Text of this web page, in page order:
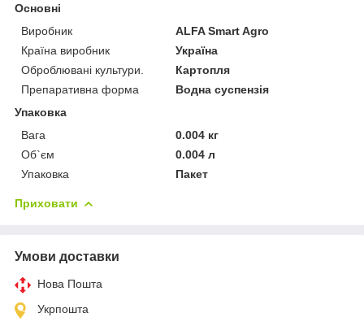
Основні
Виробник
ALFA Smart Agro
Країна виробник
Україна
Оброблювані культури.
Картопля
Препаративна форма
Водна суспензія
Упаковка
Вага
0.004 кг
Об`єм
0.004 л
Упаковка
Пакет
Приховати
Умови доставки
Нова Пошта
Укрпошта